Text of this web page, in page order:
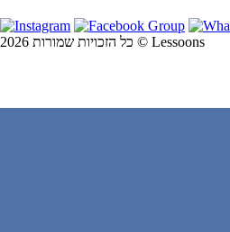
כל הזכויות שמורות 2026 © Lessoons